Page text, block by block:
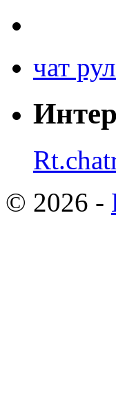
чат
© 2026 -